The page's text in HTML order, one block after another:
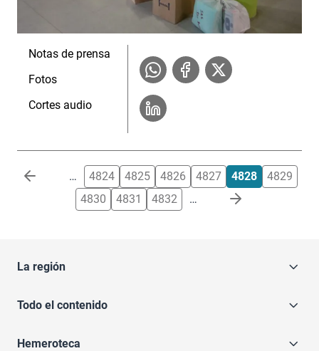
Notas de prensa
Fotos
Cortes audio
Paginación … 4824 4825 4826 4827 4828
4829
4830
4831 4832 …
La región
Todo el contenido
Hemeroteca